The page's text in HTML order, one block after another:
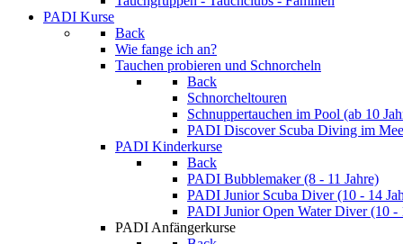
PADI Kurse
Back
Wie fange ich an?
Tauchen probieren und Schnorcheln
Back
Schnorcheltouren
Schnuppertauchen im Pool (ab 10
PADI Discover Scuba Diving im
PADI Kinderkurse
Back
PADI Bubblemaker (8 - 11 Jahre)
PADI Junior Scuba Diver (10 - 14
PADI Junior Open Water Diver (10 -
PADI Anfängerkurse